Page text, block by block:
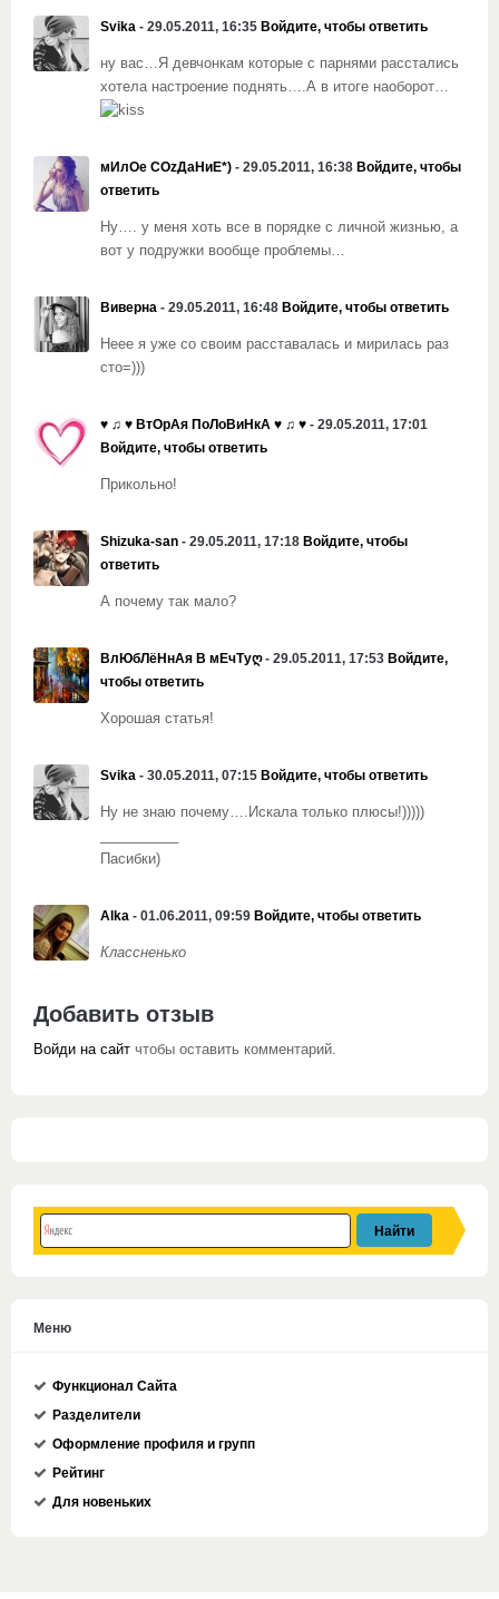
Svika - 29.05.2011, 16:35 Войдите, чтобы ответить
ну вас…Я девчонкам которые с парнями расстались
хотела настроение поднять….А в итоге наоборот…
мИлОе СОzДаНиЕ*) - 29.05.2011, 16:38 Войдите, чтобы
ответить
Ну…. у меня хоть все в порядке с личной жизнью, а
вот у подружки вообще проблемы…
Виверна - 29.05.2011, 16:48 Войдите, чтобы ответить
Неее я уже со своим расставалась и мирилась раз
сто=)))
♥ ♫ ♥ ВтОрАя ПоЛоВиНкА ♥ ♫ ♥ - 29.05.2011, 17:01
Войдите, чтобы ответить
Прикольно!
Shizuka-san - 29.05.2011, 17:18 Войдите, чтобы
ответить
А почему так мало?
ВлЮбЛёНнАя В мЕчТуღ- 29.05.2011, 17:53 Войдите,
чтобы ответить
Хорошая статья!
Svika - 30.05.2011, 07:15 Войдите, чтобы ответить
Ну не знаю почему….Искала только плюсы!)))))
Пасибки)
Alka - 01.06.2011, 09:59 Войдите, чтобы ответить
Классненько
Добавить отзыв
Войди на сайт чтобы оставить комментарий.
Меню
Функционал Сайта
Разделители
Оформление профиля и групп
Рейтинг
Для новеньких